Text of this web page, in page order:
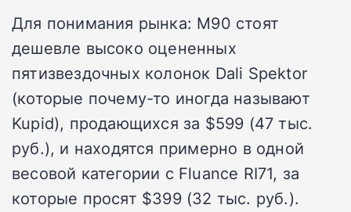
Для понимания рынка: M90 стоят
дешевле высоко оцененных
пятизвездочных колонок Dali Spektor
(которые почему-то иногда называют
Kupid), продающихся за $599 (47 тыс.
руб.), и находятся примерно в одной
весовой категории с Fluance RI71, за
которые просят $399 (32 тыс. руб.).